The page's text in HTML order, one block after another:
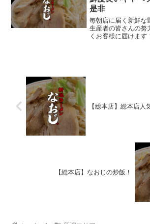
是非
毎朝店に届く新鮮な
生産者の皆さんの努
くお客様に届けます
【総本店】総本店人
【総本店】なおじの炒飯！